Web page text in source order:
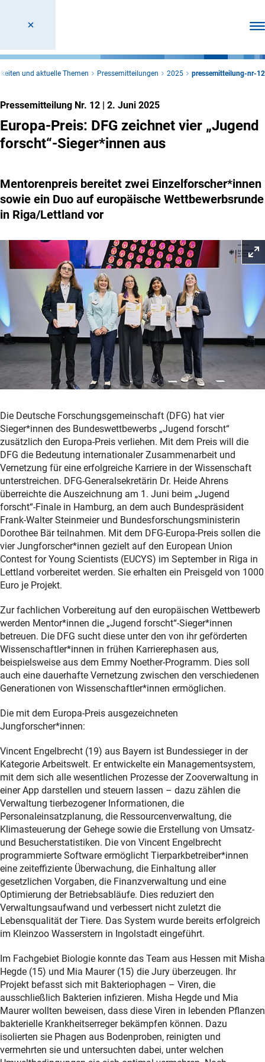
und aktuelle Themen Pressemitteilungen 2025 pressemitteilung-nr-12
Pressemitteilung Nr. 12 | 2. Juni 2025
Europa-Preis: DFG zeichnet vier „Jugend
forscht“-Sieger*innen aus
Mentorenpreis bereitet zwei Einzelforscher*innen
sowie ein Duo auf europäische Wettbewerbsrunde
in Riga/Lettland vor
Die Deutsche Forschungsgemeinschaft (DFG) hat vier
Sieger*innen des Bundeswettbewerbs „Jugend forscht“
zusätzlich den Europa-Preis verliehen. Mit dem Preis will die
DFG die Bedeutung internationaler Zusammenarbeit und
Vernetzung für eine erfolgreiche Karriere in der Wissenschaft
unterstreichen. DFG-Generalsekretärin Dr. Heide Ahrens
überreichte die Auszeichnung am 1. Juni beim „Jugend
forscht“-Finale in Hamburg, an dem auch Bundespräsident
Frank-Walter Steinmeier und Bundesforschungsministerin
Dorothee Bär teilnahmen. Mit dem DFG-Europa-Preis sollen die
vier Jungforscher*innen gezielt auf den European Union
Contest for Young Scientists (EUCYS) im September in Riga in
Lettland vorbereitet werden. Sie erhalten ein Preisgeld von 1000
Euro je Projekt.
Zur fachlichen Vorbereitung auf den europäischen Wettbewerb
werden Mentor*innen die „Jugend forscht“-Sieger*innen
betreuen. Die DFG sucht diese unter den von ihr geförderten
Wissenschaftler*innen in frühen Karrierephasen aus,
beispielsweise aus dem Emmy Noether-Programm. Dies soll
auch eine dauerhafte Vernetzung zwischen den verschiedenen
Generationen von Wissenschaftler*innen ermöglichen.
Die mit dem Europa-Preis ausgezeichneten
Jungforscher*innen:
Vincent Engelbrecht (19) aus Bayern ist Bundessieger in der
Kategorie Arbeitswelt. Er entwickelte ein Managementsystem,
mit dem sich alle wesentlichen Prozesse der Zooverwaltung in
einer App darstellen und steuern lassen – dazu zählen die
Verwaltung tierbezogener Informationen, die
Personaleinsatzplanung, die Ressourcenverwaltung, die
Klimasteuerung der Gehege sowie die Erstellung von Umsatz-
und Besucherstatistiken. Die von Vincent Engelbrecht
programmierte Software ermöglicht Tierparkbetreiber*innen
eine zeiteffiziente Überwachung, die Einhaltung aller
gesetzlichen Vorgaben, die Finanzverwaltung und eine
Optimierung der Betriebsabläufe. Dies reduziert den
Verwaltungsaufwand und verbessert nicht zuletzt die
Lebensqualität der Tiere. Das System wurde bereits erfolgreich
im Kleinzoo Wasserstern in Ingolstadt eingeführt.
Im Fachgebiet Biologie konnte das Team aus Hessen mit Misha
Hegde (15) und Mia Maurer (15) die Jury überzeugen. Ihr
Projekt befasst sich mit Bakteriophagen – Viren, die
ausschließlich Bakterien infizieren. Misha Hegde und Mia
Maurer wollten beweisen, dass diese Viren in lebenden Pflanzen
bakterielle Krankheitserreger bekämpfen können. Dazu
isolierten sie Phagen aus Bodenproben, reinigten und
vermehrten sie und untersuchten dabei, unter welchen